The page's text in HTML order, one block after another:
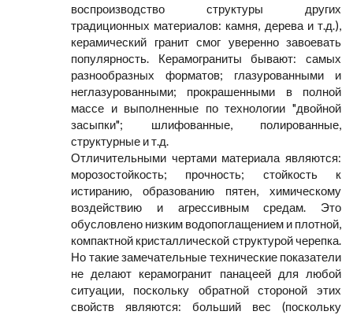
воспроизводство структуры других
традиционных материалов: камня, дерева и т.д.),
керамический гранит смог уверенно завоевать
популярность. Керамограниты бывают: самых
разнообразных форматов; глазурованными и
неглазурованными; прокрашенными в полной
массе и выполненные по технологии "двойной
засыпки"; шлифованные, полированные,
структурные и т.д.
Отличительными чертами материала являются:
морозостойкость; прочность; стойкость к
истиранию, образованию пятен, химическому
воздействию и агрессивным средам. Это
обусловлено низким водопоглащением и плотной,
компактной кристаллической структурой черепка.
Но такие замечательные технические показатели
не делают керамогранит панацеей для любой
ситуации, поскольку обратной стороной этих
свойств являются: больший вес (поскольку